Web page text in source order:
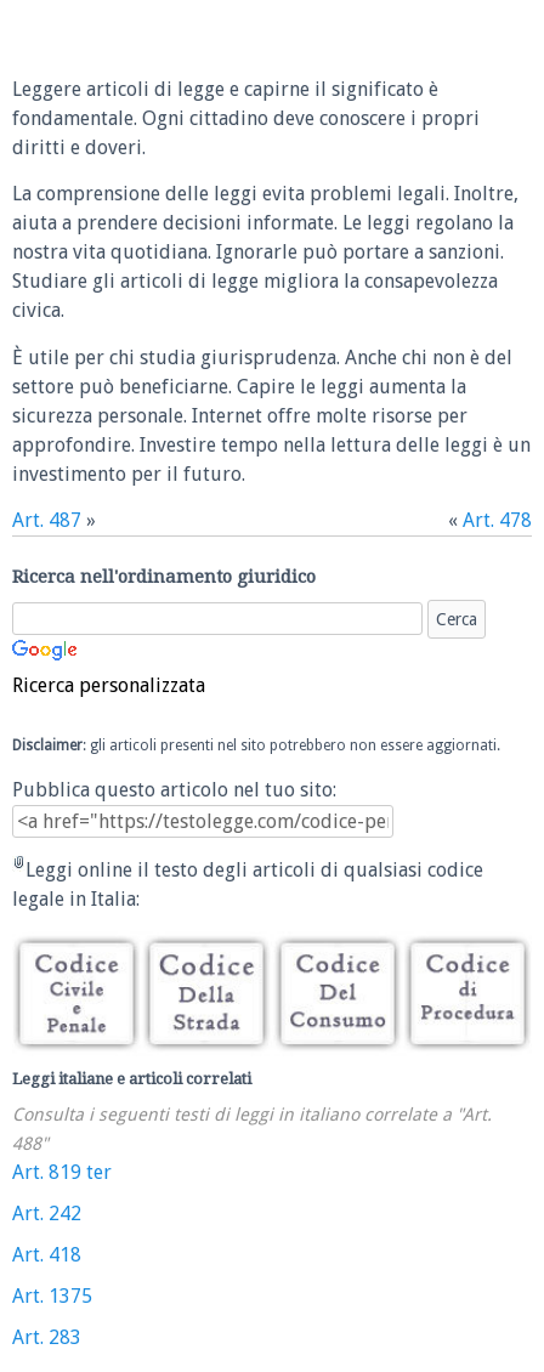
Leggere articoli di legge e capirne il significato è
fondamentale. Ogni cittadino deve conoscere i propri
diritti e doveri.
La comprensione delle leggi evita problemi legali. Inoltre,
aiuta a prendere decisioni informate. Le leggi regolano la
nostra vita quotidiana. Ignorarle può portare a sanzioni.
Studiare gli articoli di legge migliora la consapevolezza
civica.
È utile per chi studia giurisprudenza. Anche chi non è del
settore può beneficiarne. Capire le leggi aumenta la
sicurezza personale. Internet offre molte risorse per
approfondire. Investire tempo nella lettura delle leggi è un
investimento per il futuro.
Art. 487 » « Art. 478
Ricerca nell'ordinamento giuridico
Ricerca personalizzata
Disclaimer: gli articoli presenti nel sito potrebbero non essere aggiornati.
Pubblica questo articolo nel tuo sito:
Leggi online il testo degli articoli di qualsiasi codice
legale in Italia:
Leggi italiane e articoli correlati
Consulta i seguenti testi di leggi in italiano correlate a "Art.
488"
Art. 819 ter
Art. 242
Art. 418
Art. 1375
Art. 283